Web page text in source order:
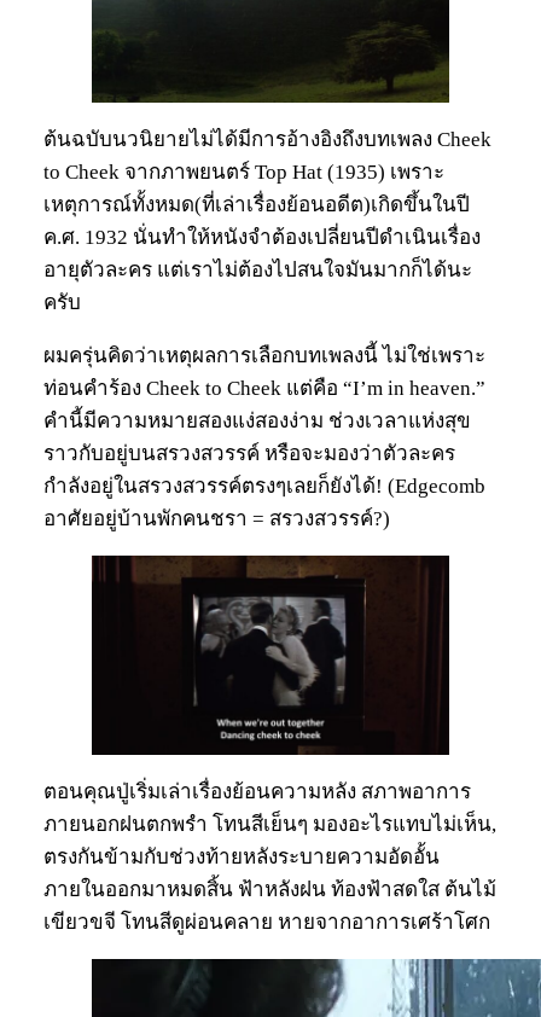
ต้นฉบับนวนิยายไม่ได้มีการอ้างอิงถึงบทเพลง Cheek
to Cheek จากภาพยนตร์ Top Hat (1935) เพราะ
เหตุการณ์ทั้งหมด(ที่เล่าเรื่องย้อนอดีต)เกิดขึ้นในปี
ค.ศ. 1932 นั่นทำให้หนังจำต้องเปลี่ยนปีดำเนินเรื่อง
อายุตัวละคร แต่เราไม่ต้องไปสนใจมันมากก็ได้นะ
ครับ
ผมครุ่นคิดว่าเหตุผลการเลือกบทเพลงนี้ ไม่ใช่เพราะ
ท่อนคำร้อง Cheek to Cheek แต่คือ “I’m in heaven.”
คำนี้มีความหมายสองแง่สองง่าม ช่วงเวลาแห่งสุข
ราวกับอยู่บนสรวงสวรรค์ หรือจะมองว่าตัวละคร
กำลังอยู่ในสรวงสวรรค์ตรงๆเลยก็ยังได้! (Edgecomb
อาศัยอยู่บ้านพักคนชรา = สรวงสวรรค์?)
ตอนคุณปู่เริ่มเล่าเรื่องย้อนความหลัง สภาพอาการ
ภายนอกฝนตกพรำ โทนสีเย็นๆ มองอะไรแทบไม่เห็น,
ตรงกันข้ามกับช่วงท้ายหลังระบายความอัดอั้น
ภายในออกมาหมดสิ้น ฟ้าหลังฝน ท้องฟ้าสดใส ต้นไม้
เขียวขจี โทนสีดูผ่อนคลาย หายจากอาการเศร้าโศก